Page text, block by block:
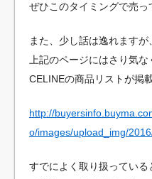
ぜひこのタイミングで売っ
また、少し話は逸れますが、
上記のページにはさり気な
CELINEの商品リストが掲
http://
o/images/upload_img/
すでによく取り扱っている